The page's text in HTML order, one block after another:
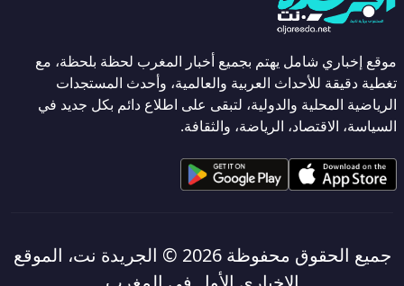
موقع إخباري شامل يهتم بجميع أخبار المغرب لحظة بلحظة، مع
تغطية دقيقة للأحداث العربية والعالمية، وأحدث المستجدات
الرياضية المحلية والدولية، لتبقى على اطلاع دائم بكل جديد في
السياسة، الاقتصاد، الرياضة، والثقافة.
جميع الحقوق محفوظة 2026 ©
الجريدة نت، الموقع